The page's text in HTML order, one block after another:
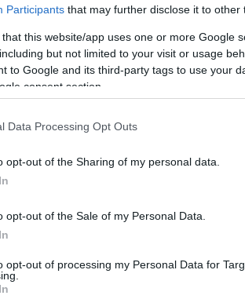
Participants that may further disclose it to other
that this website/app uses one or more Google
but not limited to your visit or usage
to Google and its third-party tags to use your
consent section.
Data Processing Opt Outs
opt-out of the Sharing of my personal data.
opt-out of the Sale of my Personal Data.
opt-out of processing my Personal Data for
preços simbólicos subiram centenas